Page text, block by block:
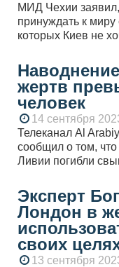
МИД Чехии заявил,
принуждать к миру
которых Киев не
жертв
человек
14 сентября
Телеканал Al
сообщил о том, что
Ливии погибли
Эксперт
Лондон в
своих
13 сентября